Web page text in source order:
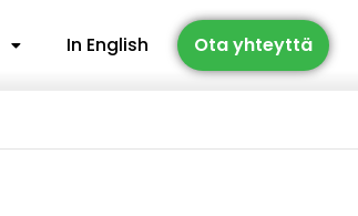
In English Ota yhteyttä